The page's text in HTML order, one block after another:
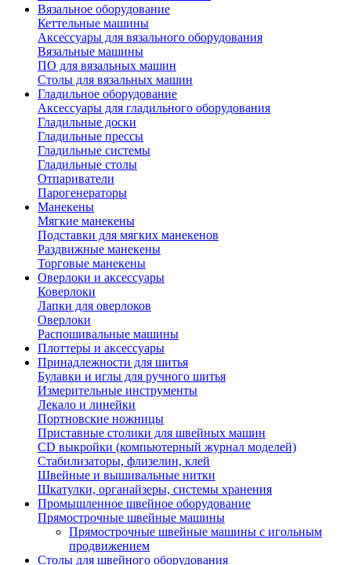
Вязальное оборудование
Кеттельные машины
Аксессуары для вязального оборудования
Вязальные машины
ПО для вязальных машин
Столы для вязальных машин
Гладильное оборудование
Аксессуары для гладильного оборудования
Гладильные доски
Гладильные прессы
Гладильные системы
Гладильные столы
Отпариватели
Парогенераторы
Манекены
Мягкие манекены
Подставки для мягких манекенов
Раздвижные манекены
Торговые манекены
Оверлоки и аксессуары
Коверлоки
Лапки для оверлоков
Оверлоки
Распошивальные машины
Плоттеры и аксессуары
Принадлежности для шитья
Булавки и иглы для ручного шитья
Измерительные инструменты
Лекало и линейки
Портновские ножницы
Приставные столики для швейных машин
СD выкройки (компьютерный журнал моделей)
Стабилизаторы, флизелин, клей
Швейные и вышивальные нитки
Шкатулки, органайзеры, системы хранения
Промышленное швейное оборудование
Прямострочные швейные машины
Прямострочные швейные машины с игольным
продвижением
Столы для швейного оборудования